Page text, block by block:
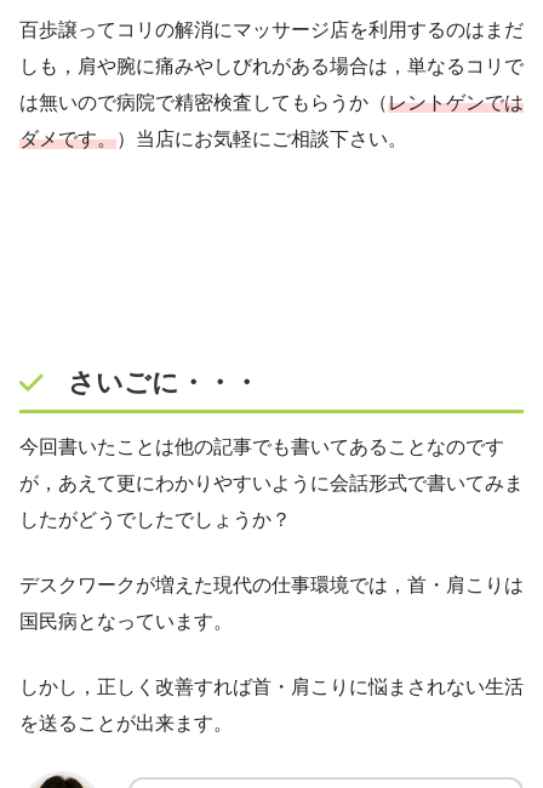
百歩譲ってコリの解消にマッサージ店を利用するのはまだ
しも，肩や腕に痛みやしびれがある場合は，単なるコリで
は無いので病院で精密検査してもらうか（レントゲンでは
ダメです。）当店にお気軽にご相談下さい。
さいごに・・・
今回書いたことは他の記事でも書いてあることなのです
が，あえて更にわかりやすいように会話形式で書いてみま
したがどうでしたでしょうか？
デスクワークが増えた現代の仕事環境では，首・肩こりは
国民病となっています。
しかし，正しく改善すれば首・肩こりに悩まされない生活
を送ることが出来ます。